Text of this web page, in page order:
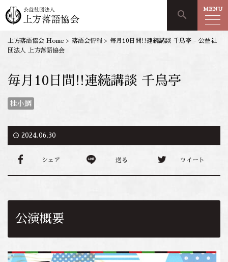
search MENU
上方落語協会 Home > 落語会情報 > 毎月10日間!!連続講談 千鳥亭 - 公益社
団法人 上方落語協会
毎月10日間!!連続講談 千鳥亭
桂小鯛
access_time 2024.06.30
シェア 送る ツイート
公演概要